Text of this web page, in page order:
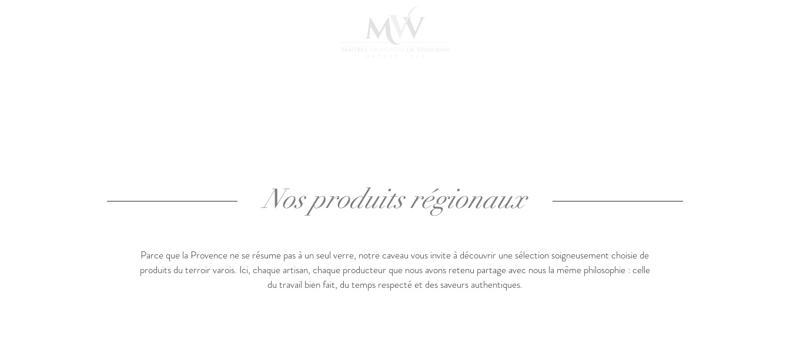
Nos produits régionaux
Parce que la Provence ne se résume pas à un seul verre, notre caveau vous invite à découvrir une sélection soigneusement choisie de
produits du terroir varois. Ici, chaque artisan, chaque producteur que nous avons retenu partage avec nous la même philosophie : celle
du travail bien fait, du temps respecté et des saveurs authentiques.